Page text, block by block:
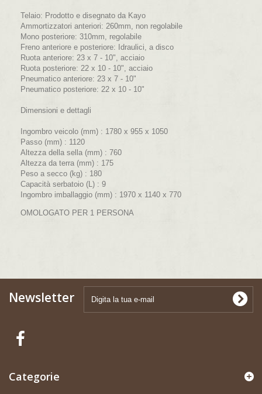
Telaio: Prodotto e disegnato da Kayo
Ammortizzatori anteriori: 260mm, non regolabile
Mono posteriore: 310mm, regolabile
Freno anteriore e posteriore: Idraulici, a disco
Ruota anteriore: 23 x 7 - 10", acciaio
Ruota posteriore: 22 x 10 - 10", acciaio
Pneumatico anteriore: 23 x 7 - 10"
Pneumatico posteriore: 22 x 10 - 10"
Dimensioni e dettagli
Ingombro veicolo (mm) : 1780 x 955 x 1050
Passo (mm) : 1120
Altezza della sella (mm) : 760
Altezza da terra (mm) : 175
Peso a secco (kg) : 180
Capacità serbatoio (L) : 9
Ingombro imballaggio (mm) : 1970 x 1140 x 770
OMOLOGATO PER 1 PERSONA
Newsletter
Categorie